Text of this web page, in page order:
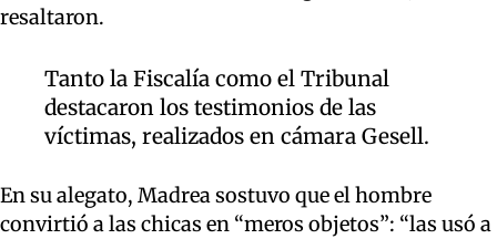
resaltaron.
Tanto la Fiscalía como el Tribunal
destacaron los testimonios de las
víctimas, realizados en cámara Gesell.
En su alegato, Madrea sostuvo que el hombre
convirtió a las chicas en “meros objetos”: “las usó a